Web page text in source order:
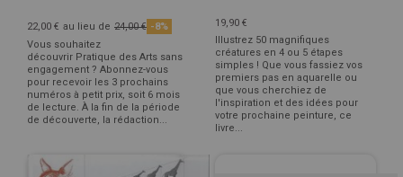
22,00 € au lieu de 24,00 € -8%
Vous souhaitez
découvrir Pratique des Arts sans
engagement ? Abonnez-vous
pour recevoir les 3 prochains
numéros à petit prix, soit 6 mois
de lecture. À la fin de la période
de découverte, la rédaction...
19,90 €
Illustrez 50 magnifiques
créatures en 4 ou 5 étapes
simples ! Que vous fassiez vos
premiers pas en aquarelle ou
que vous cherchiez de
l'inspiration et des idées pour
votre prochaine peinture, ce
livre...